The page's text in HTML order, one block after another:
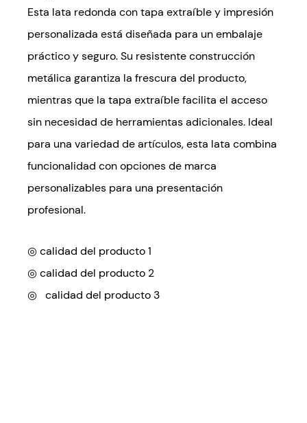
Esta lata redonda con tapa extraíble y impresión
personalizada está diseñada para un embalaje
práctico y seguro. Su resistente construcción
metálica garantiza la frescura del producto,
mientras que la tapa extraíble facilita el acceso
sin necesidad de herramientas adicionales. Ideal
para una variedad de artículos, esta lata combina
funcionalidad con opciones de marca
personalizables para una presentación
profesional.
◎ calidad del producto 1
◎ calidad del producto 2
◎
calidad del producto 3